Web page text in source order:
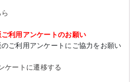
利用アンケートのお願い
ご利用アンケートにご協力をお願い
ケートに遷移する